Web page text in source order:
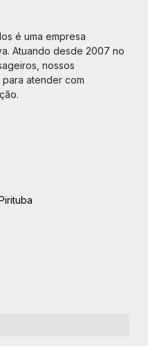
é uma empresa
Atuando desde 2007 no
nossos
atender com